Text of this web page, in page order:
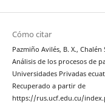
Cómo citar
Pazmiño Avilés, B. X.,
Análisis de los procesos de
Universidades Privadas
Recuperado a partir de
https://rus.ucf.edu.cu/